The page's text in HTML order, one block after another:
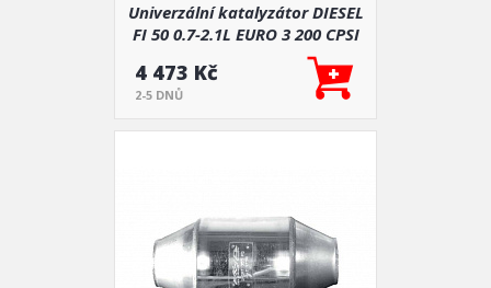
Univerzální katalyzátor DIESEL
FI 50 0.7-2.1L EURO 3 200 CPSI
4 473 Kč
2-5 DNŮ